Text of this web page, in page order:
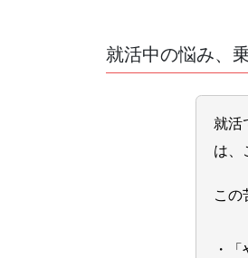
就活中の悩み、
就活
は、
この
・